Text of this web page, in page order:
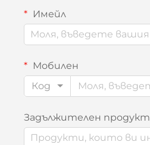
Имейл
Мобилен
Код
Задължителен продукт